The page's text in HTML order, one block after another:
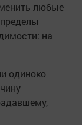
любые
на
одиноко